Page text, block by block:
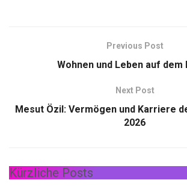
Previous Post
Wohnen und Leben auf dem
Next Post
Mesut Özil: Vermögen und Karriere
2026
Kürzliche Posts